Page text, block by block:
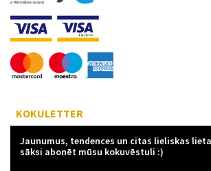
KOKULETTER
Jaunumus, tendences un citas lieliskas
sāksi abonēt mūsu kokuvēstuli :)